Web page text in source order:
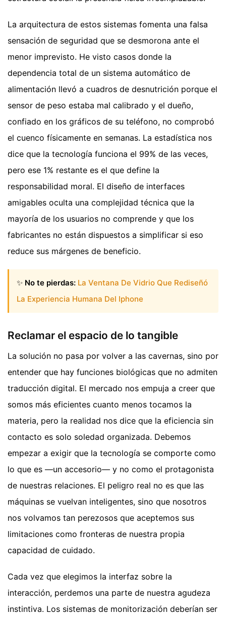
La arquitectura de estos sistemas fomenta una falsa
sensación de seguridad que se desmorona ante el
menor imprevisto. He visto casos donde la
dependencia total de un sistema automático de
alimentación llevó a cuadros de desnutrición porque el
sensor de peso estaba mal calibrado y el dueño,
confiado en los gráficos de su teléfono, no comprobó
el cuenco físicamente en semanas. La estadística nos
dice que la tecnología funciona el 99% de las veces,
pero ese 1% restante es el que define la
responsabilidad moral. El diseño de interfaces
amigables oculta una complejidad técnica que la
mayoría de los usuarios no comprende y que los
fabricantes no están dispuestos a simplificar si eso
reduce sus márgenes de beneficio.
✨ No te pierdas: La Ventana De Vidrio Que Rediseñó
La Experiencia Humana Del Iphone
Reclamar el espacio de lo tangible
La solución no pasa por volver a las cavernas, sino por
entender que hay funciones biológicas que no admiten
traducción digital. El mercado nos empuja a creer que
somos más eficientes cuanto menos tocamos la
materia, pero la realidad nos dice que la eficiencia sin
contacto es solo soledad organizada. Debemos
empezar a exigir que la tecnología se comporte como
lo que es —un accesorio— y no como el protagonista
de nuestras relaciones. El peligro real no es que las
máquinas se vuelvan inteligentes, sino que nosotros
nos volvamos tan perezosos que aceptemos sus
limitaciones como fronteras de nuestra propia
capacidad de cuidado.
Cada vez que elegimos la interfaz sobre la
interacción, perdemos una parte de nuestra agudeza
instintiva. Los sistemas de monitorización deberían ser